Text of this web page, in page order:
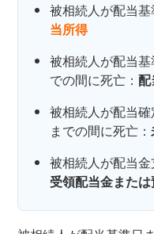
被相続人が配当
当所得
被相続人が配当
での間に死亡：
被相続人が配当
までの間に死亡：
被相続人が配当
受領配当金また